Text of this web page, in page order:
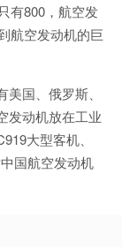
有800，航空发
航空发动机的巨
国、俄罗斯、
发动机放在工业
大型客机、
国航空发动机